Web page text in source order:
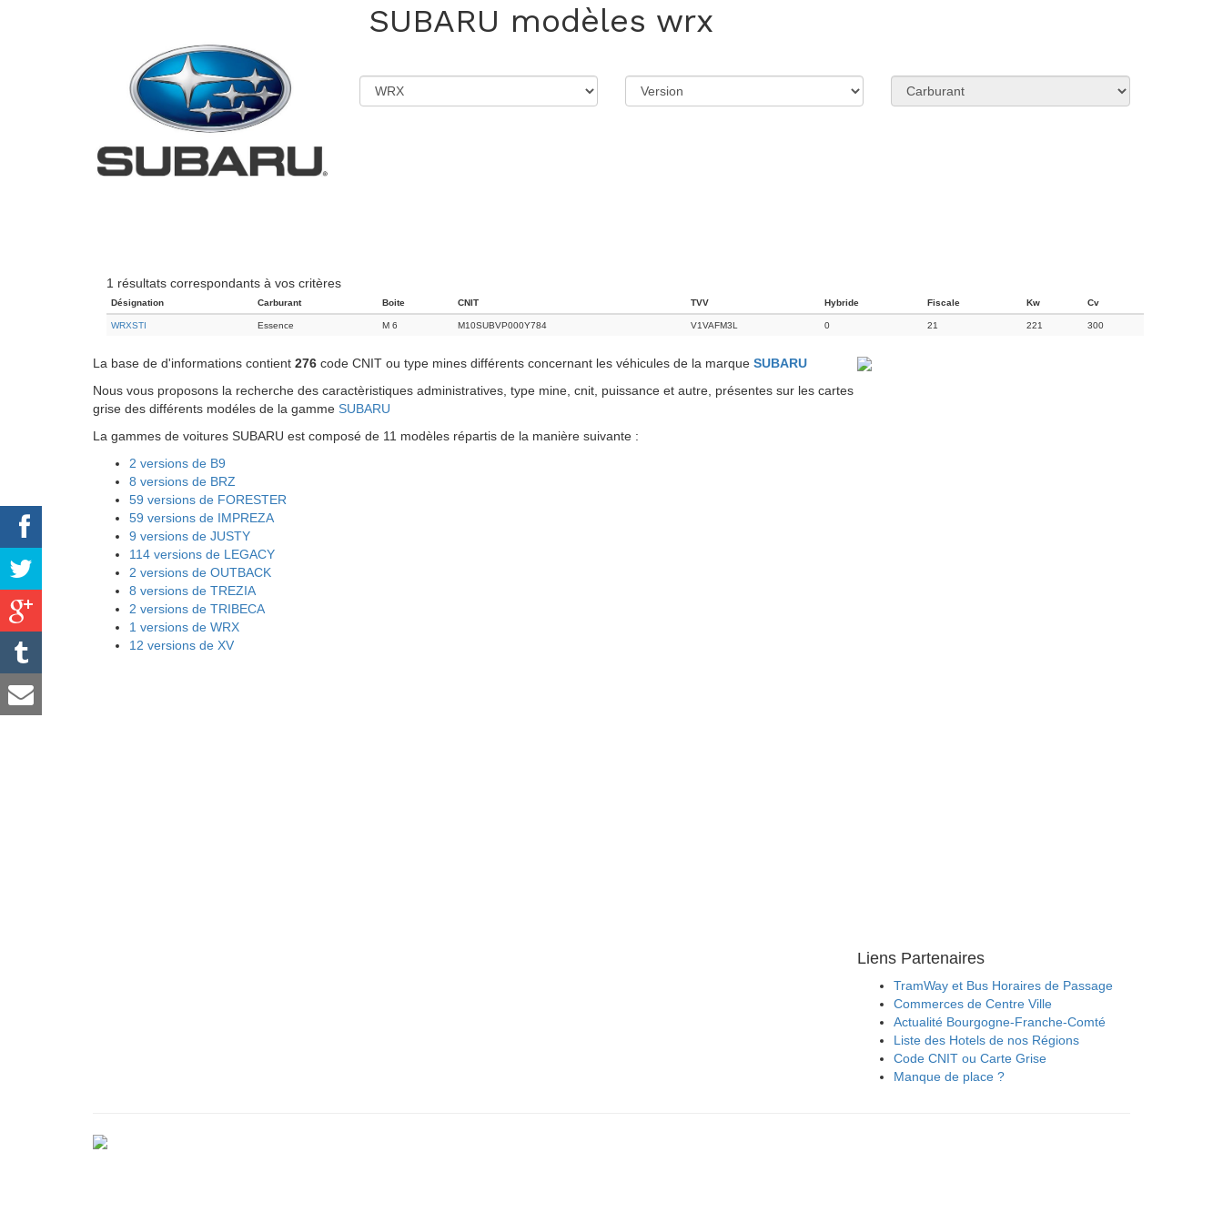
SUBARU modèles wrx
1 résultats correspondants à vos critères
Désignation Carburant Boite CNIT TVV Hybride Fiscale Kw Cv
WRXSTI Essence M 6 M10SUBVP000Y784 V1VAFM3L 0 21 221 300
Liens Partenaires
TramWay et Bus Horaires de Passage
Commerces de Centre Ville
Actualité Bourgogne-Franche-Comté
Liste des Hotels de nos Régions
Code CNIT ou Carte Grise
Manque de place ?
La base de d'informations contient 276 code CNIT ou type mines différents concernant les véhicules de la marque SUBARU
Nous vous proposons la recherche des caractèristiques administratives, type mine, cnit, puissance et autre, présentes sur les cartes
grise des différents modéles de la gamme SUBARU
La gammes de voitures SUBARU est composé de 11 modèles répartis de la manière suivante :
2 versions de B9
8 versions de BRZ
59 versions de FORESTER
59 versions de IMPREZA
9 versions de JUSTY
114 versions de LEGACY
2 versions de OUTBACK
8 versions de TREZIA
2 versions de TRIBECA
1 versions de WRX
12 versions de XV